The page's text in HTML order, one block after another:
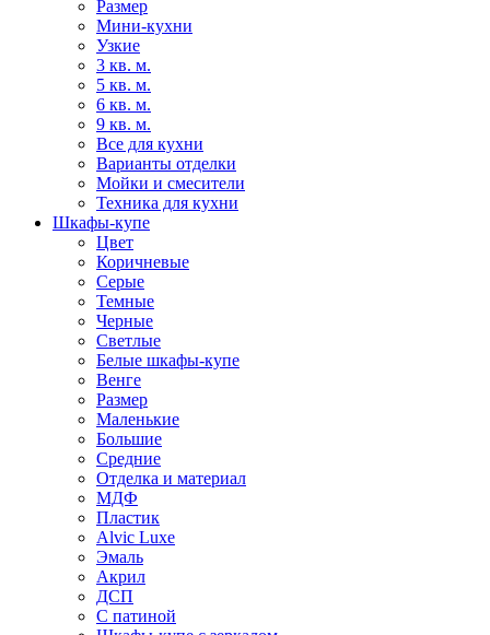
Размер
Мини-кухни
Узкие
3 кв. м.
5 кв. м.
6 кв. м.
9 кв. м.
Все для кухни
Варианты отделки
Мойки и смесители
Техника для кухни
Шкафы-купе
Цвет
Коричневые
Серые
Темные
Черные
Светлые
Белые шкафы-купе
Венге
Размер
Маленькие
Большие
Средние
Отделка и материал
МДФ
Пластик
Alvic Luxe
Эмаль
Акрил
ДСП
С патиной